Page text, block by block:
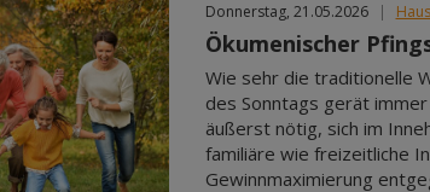
Donnerstag, 21.05.2026 |
Ökumenischer
Wie sehr die traditionelle
des Sonntags gerät
äußerst nötig, sich im
familiäre wie freizeitliche
Gewinnmaximierung